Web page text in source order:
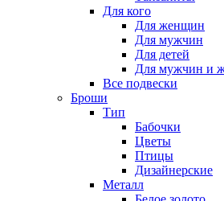
Для кого
Для женщин
Для мужчин
Для детей
Для мужчин и
Все подвески
Броши
Тип
Бабочки
Цветы
Птицы
Дизайнерские
Металл